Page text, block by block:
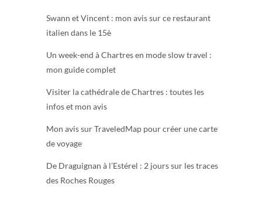
Swann et Vincent : mon avis sur ce restaurant
italien dans le 15è
Un week-end à Chartres en mode slow travel :
mon guide complet
Visiter la cathédrale de Chartres : toutes les
infos et mon avis
Mon avis sur TraveledMap pour créer une carte
de voyage
De Draguignan à l’Estérel : 2 jours sur les traces
des Roches Rouges